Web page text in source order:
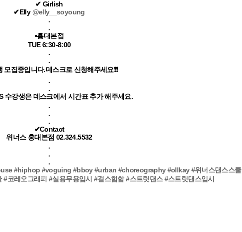
✔ Girlish
✔Elly@elly__soyoung
.
.
▪홍대본점
TUE 6:30-8:00
.
.
모집중입니다.데스크로 신청해주세요❗❗
.
.
수강생은 데스크에서 시간표 추가 해주세요.
.
.
.
✔Contact
위너스 홍대본점 02.324.5532
.
.
.
#hiphop #voguing #bboy #urban #choreography #ollkay #위너스댄스스쿨
#코레오그래피 #실용무용입시 #걸스힙합 #스트릿댄스 #스트릿댄스입시